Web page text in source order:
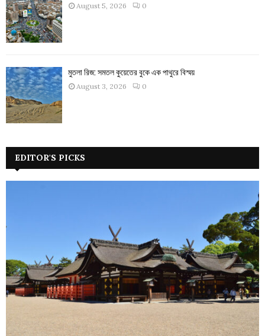
August 5, 2026 0
মুতলা রিজ: সমতল কুয়েতের বুকে এক পাথুরে বিস্ময়
August 3, 2026 0
EDITOR'S PICKS